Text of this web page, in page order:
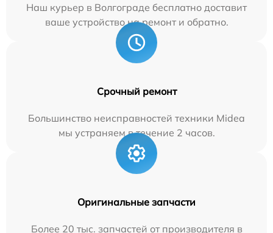
Наш курьер в Волгограде бесплатно доставит
ваше устройство на ремонт и обратно.
Срочный ремонт
Большинство неисправностей техники Midea
мы устраняем в течение 2 часов.
Оригинальные запчасти
Более 20 тыс. запчастей от производителя в